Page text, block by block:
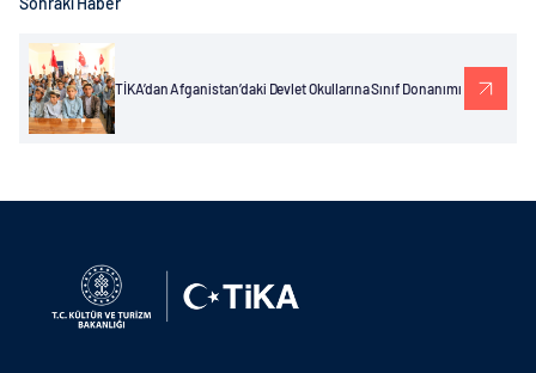
TİKA’dan Afganistan’daki Devlet Okullarına Sınıf Donanımı